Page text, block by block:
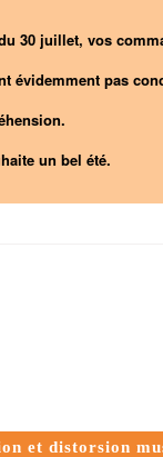
30 juillet, vos
évidemment pas
un bel été.
et distorsion